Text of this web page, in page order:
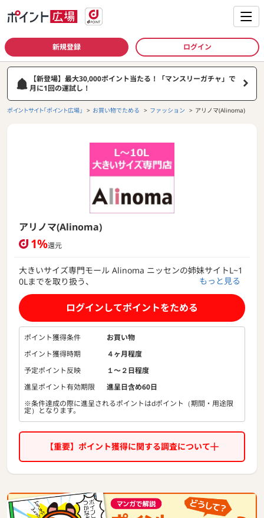
新規登録 ログイン
【新登場】最大30,000ポイント当たる！「マンスリーガチャ」で
月に1回の運試し！
ポイントサイト「ポイント広場」 お買い物でためる ファッション アリノマ(Alinoma)
アリノマ(Alinoma)
1%還元
大きいサイズ専門モール Alinoma ニッセンの姉妹サイトL~1
0Lまでを取り扱う、
大きいサイズのレディースアパレル・ファッション雑貨の専
門モール
もっと見る
ログインしてポイントをためる
ポイント獲得条件
お買い物
ポイント獲得時期
４ヶ月程度
予定ポイント反映
１〜２日程度
進呈ポイント有効期限
進呈日含め60日
※条件達成の際に進呈されるポイントはdポイント（期間・用途限
定）となります。
【重要】ポイント獲得に関する調査について